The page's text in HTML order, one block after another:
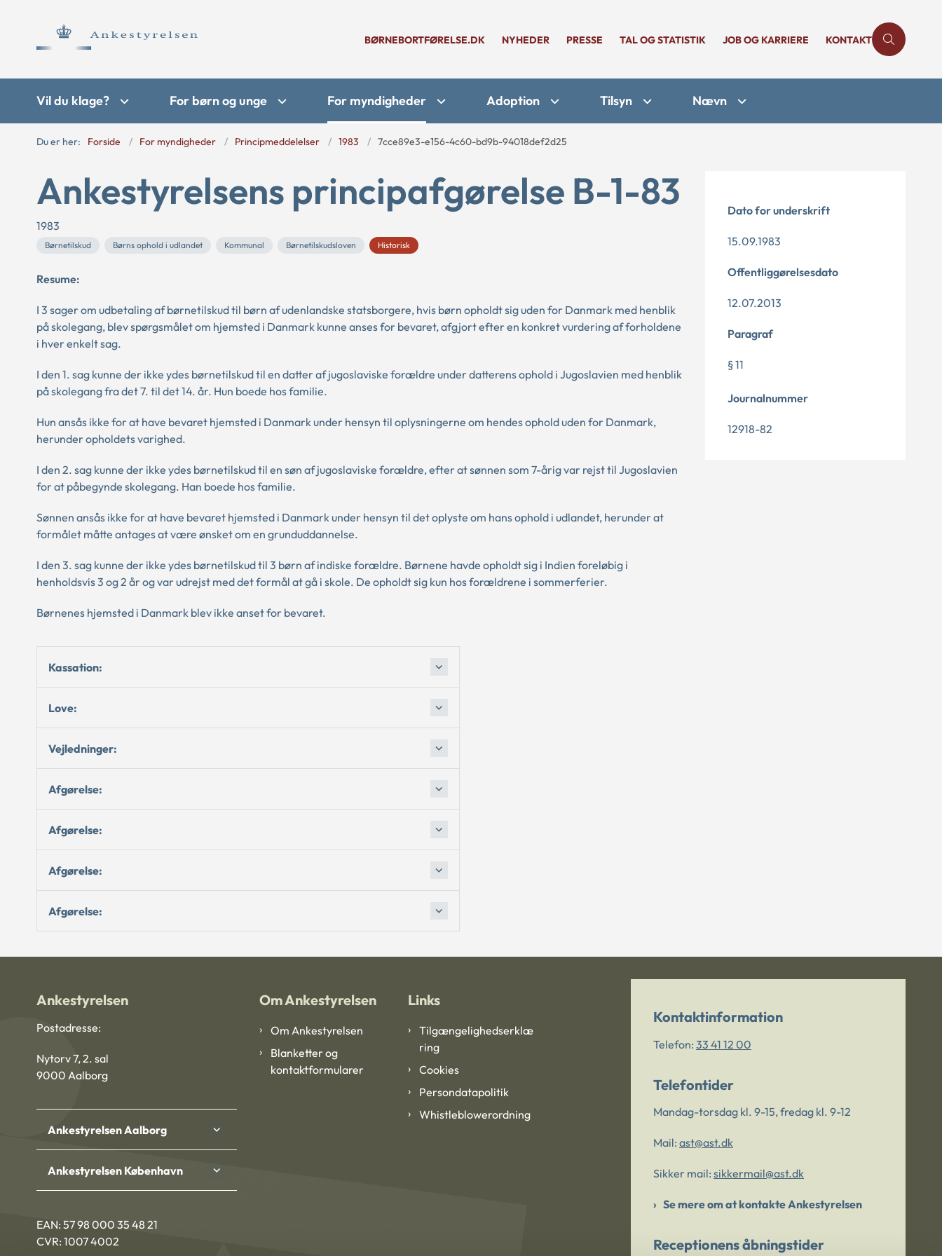
BØRNEBORTFØRELSE.DK NYHEDER PRESSE TAL OG STATISTIK JOB OG KARRIERE KONTAKT
Vil du klage? For børn og unge For myndigheder Adoption Tilsyn Nævn
Du er her: Forside For myndigheder Principmeddelelser 1983 7cce89e3-e156-4c60-bd9b-94018def2d25
Ankestyrelsens principafgørelse B-1-83
1983
Børnetilskud Børns ophold i udlandet Kommunal Børnetilskudsloven Historisk
Resume:
I 3 sager om udbetaling af børnetilskud til børn af udenlandske statsborgere, hvis børn opholdt sig uden for Danmark med henblik
på skolegang, blev spørgsmålet om hjemsted i Danmark kunne anses for bevaret, afgjort efter en konkret vurdering af forholdene
i hver enkelt sag.
I den 1. sag kunne der ikke ydes børnetilskud til en datter af jugoslaviske forældre under datterens ophold i Jugoslavien med henblik
på skolegang fra det 7. til det 14. år. Hun boede hos familie.
Hun ansås ikke for at have bevaret hjemsted i Danmark under hensyn til oplysningerne om hendes ophold uden for Danmark,
herunder opholdets varighed.
I den 2. sag kunne der ikke ydes børnetilskud til en søn af jugoslaviske forældre, efter at sønnen som 7-årig var rejst til Jugoslavien
for at påbegynde skolegang. Han boede hos familie.
Sønnen ansås ikke for at have bevaret hjemsted i Danmark under hensyn til det oplyste om hans ophold i udlandet, herunder at
formålet måtte antages at være ønsket om en grunduddannelse.
I den 3. sag kunne der ikke ydes børnetilskud til 3 børn af indiske forældre. Børnene havde opholdt sig i Indien foreløbig i
henholdsvis 3 og 2 år og var udrejst med det formål at gå i skole. De opholdt sig kun hos forældrene i sommerferier.
Børnenes hjemsted i Danmark blev ikke anset for bevaret.
Kassation:
Love:
Vejledninger:
Afgørelse:
Afgørelse:
Afgørelse:
Afgørelse:
Dato for underskrift
15.09.1983
Offentliggørelsesdato
12.07.2013
Paragraf
§ 11
Journalnummer
12918-82
Ankestyrelsen
Postadresse:
Nytorv 7, 2. sal
9000 Aalborg
Ankestyrelsen Aalborg
Ankestyrelsen København
EAN: 57 98 000 35 48 21
CVR: 1007 4002
Om Ankestyrelsen
Om Ankestyrelsen
Blanketter og
kontaktformularer
Links
Tilgængelighedserklæ
ring
Cookies
Persondatapolitik
Whistleblowerordning
Kontaktinformation
Telefon: 33 41 12 00
Telefontider
Mandag-torsdag kl. 9-15, fredag kl. 9-12
Mail: ast@ast.dk
Sikker mail: sikkermail@ast.dk
Se mere om at kontakte Ankestyrelsen
Receptionens åbningstider